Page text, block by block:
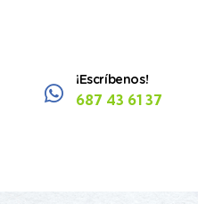
¡Escríbenos!
687 43 61 37